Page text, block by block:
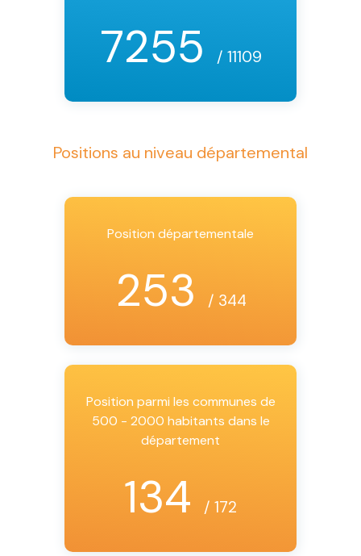
7255 / 11109
Positions au niveau départemental
Position départementale
253 / 344
Position parmi les communes de
500 - 2000 habitants dans le
département
134 / 172